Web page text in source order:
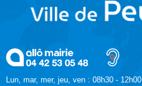
Lun, mar, mer, jeu, ven : 08h30 - 12h00